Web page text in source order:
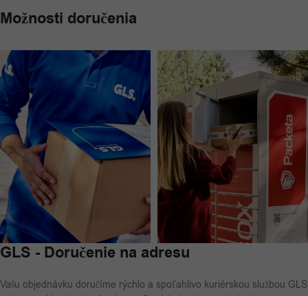
Možnosti doručenia
GLS - Doručenie na adresu
Vašu objednávku doručíme rýchlo a spoľahlivo kuriérskou službou GLS